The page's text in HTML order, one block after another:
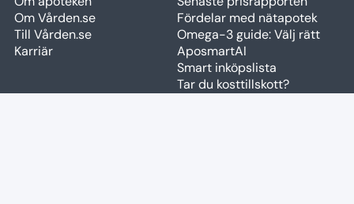
Om Vården.se
Till Vården.se
Karriär
Fördelar med nätapotek
Omega-3 guide: Välj rätt
AposmartAI
Smart inköpslista
Tar du kosttillskott?